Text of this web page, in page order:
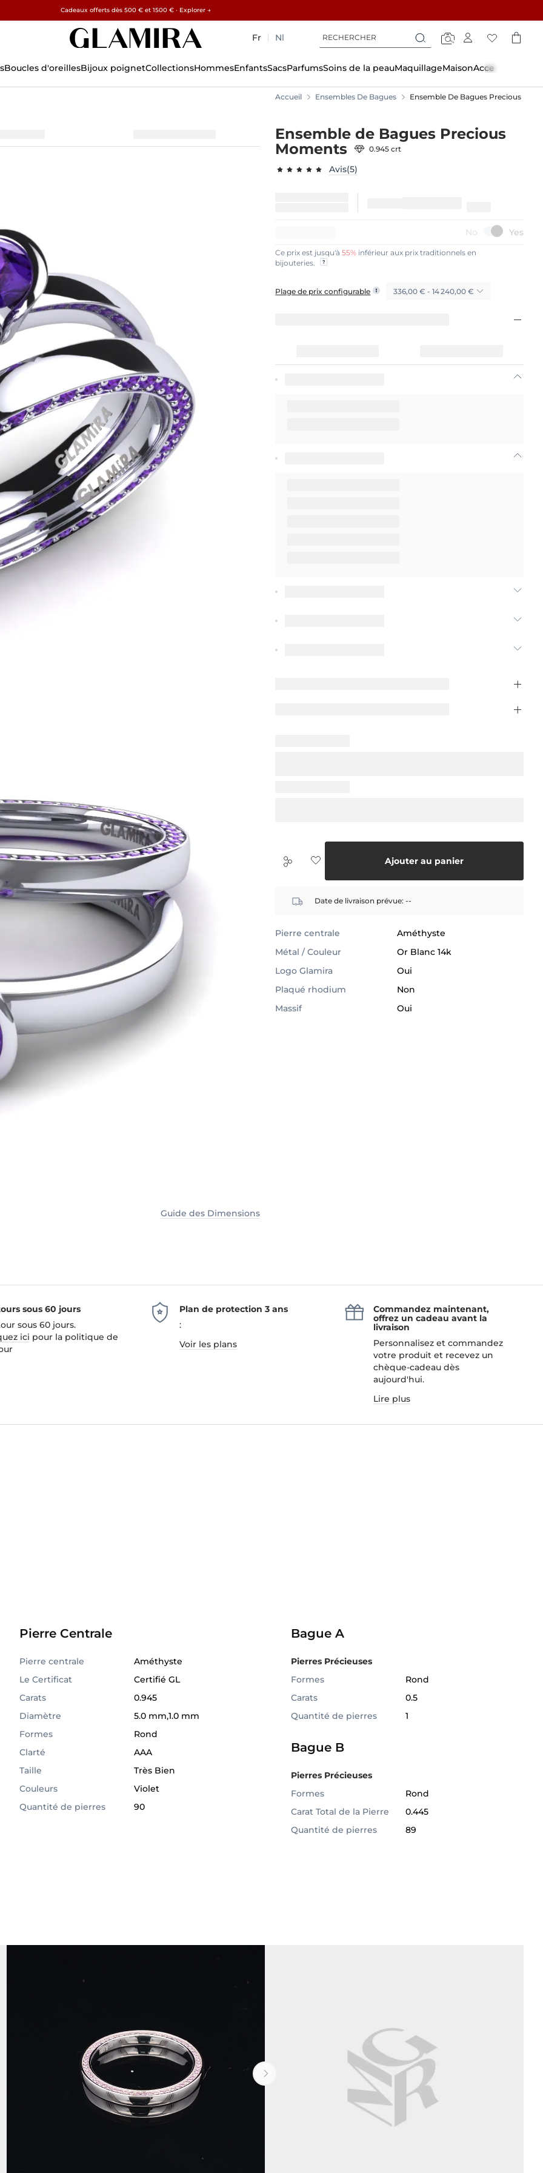
15% sur toutes les commandes →
Cadeaux offerts dès 500 € et 1500 € · Explorer →
✓ Retours sous 60 jours ✓ Redimensionnement gratuit
Fr
Nl
Rechercher
Rechercher
Rechercher
Boucles d'oreillesBijoux poignetCollectionsHommesEnfantsSacsParfumsSoins de la peauMaquillageMaisonAccessoires
Accueil Ensembles De Bagues Ensemble De Bagues Precious
Guide des Dimensions
Ensemble de Bagues Precious
Moments
0.945 crt
Avis(5)
Ce prix est jusqu'à55% inférieur aux prix traditionnels en
bijouteries.
Plage de prix configurable 336,00 € - 14 240,00 €
Ajouter au panier
Date de livraison prévue: --
Pierre centrale
Améthyste
Métal / Couleur
Or Blanc 14k
Logo Glamira
Oui
Plaqué rhodium
Non
Massif
Oui
sous 60 jours
sous 60 jours.
ici pour la politique de
Plan de protection 3 ans
:
Voir les plans
Commandez maintenant,
offrez un cadeau avant la
livraison
Personnalisez et commandez
votre produit et recevez un
chèque-cadeau dès
aujourd'hui.
Lire plus
Pierre Centrale
Pierre centrale
Améthyste
Le Certificat
Certifié GL
Carats
0.945
Diamètre
5.0 mm,1.0 mm
Formes
Rond
Clarté
AAA
Taille
Très Bien
Couleurs
Violet
Quantité de pierres
90
Bague A
Pierres Précieuses
Formes
Rond
Carats
0.5
Quantité de pierres
1
Bague B
Pierres Précieuses
Formes
Rond
Carat Total de la Pierre
0.445
Quantité de pierres
89